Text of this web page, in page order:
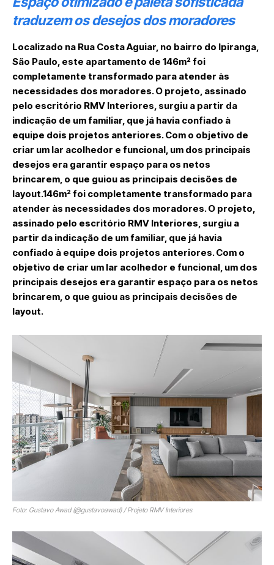
traduzem os desejos dos moradores
Localizado na Rua Costa Aguiar, no bairro do Ipiranga,
São Paulo, este apartamento de 146m² foi
completamente transformado para atender às
necessidades dos moradores. O projeto, assinado
pelo escritório RMV Interiores, surgiu a partir da
indicação de um familiar, que já havia confiado à
equipe dois projetos anteriores. Com o objetivo de
criar um lar acolhedor e funcional, um dos principais
desejos era garantir espaço para os netos
brincarem, o que guiou as principais decisões de
layout.146m² foi completamente transformado para
atender às necessidades dos moradores.O projeto,
assinado pelo escritório RMV Interiores, surgiu a
partir da indicação de um familiar, que já havia
confiado à equipe dois projetos anteriores. Com o
objetivo de criar um lar acolhedor e funcional, um dos
principais desejos era garantir espaço para os netos
brincarem, o que guiou as principais decisões de
layout.
Foto: Gustavo Awad (@gustavoawad) / Projeto RMV Interiores